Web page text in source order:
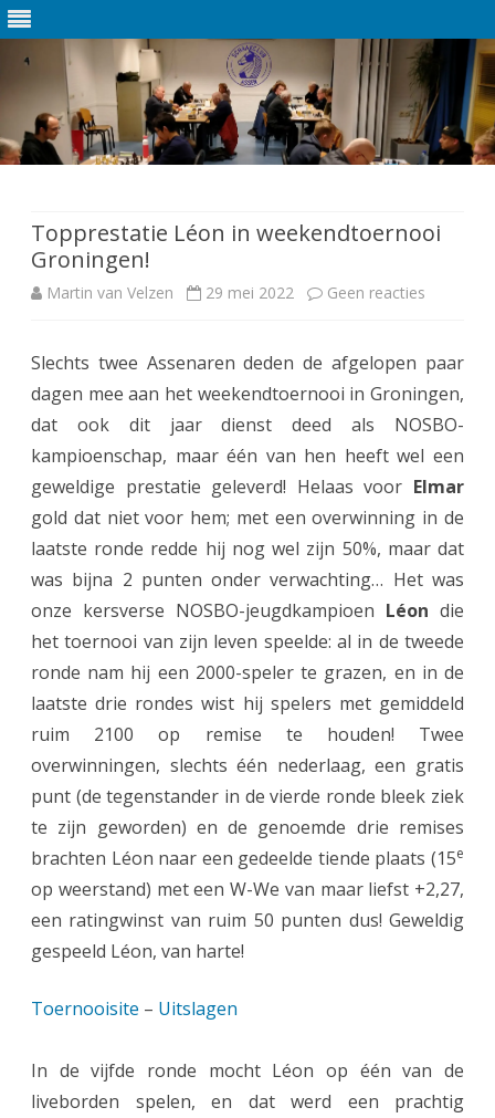
de
inhoud
Topprestatie Léon in weekendtoernooi
Groningen!
Martin van Velzen 29 mei 2022 Geen reacties
T
o
p
r
s
t
a
i
e
L
é
o
w
e
Slechts twee Assenaren deden de afgelopen paar
dagen mee aan het weekendtoernooi in Groningen,
dat ook dit jaar dienst deed als NOSBO-
kampioenschap, maar één van hen heeft wel een
geweldige prestatie geleverd! Helaas voor Elmar
gold dat niet voor hem; met een overwinning in de
laatste ronde redde hij nog wel zijn 50%, maar dat
was bijna 2 punten onder verwachting… Het was
onze kersverse NOSBO-jeugdkampioen Léon die
het toernooi van zijn leven speelde: al in de tweede
ronde nam hij een 2000-speler te grazen, en in de
laatste drie rondes wist hij spelers met gemiddeld
ruim 2100 op remise te houden! Twee
overwinningen, slechts één nederlaag, een gratis
punt (de tegenstander in de vierde ronde bleek ziek
te zijn geworden) en de genoemde drie remises
brachten Léon naar een gedeelde tiende plaats (15e
op weerstand) met een W-We van maar liefst +2,27,
een ratingwinst van ruim 50 punten dus! Geweldig
gespeeld Léon, van harte!
Toernooisite – Uitslagen
In de vijfde ronde mocht Léon op één van de
liveborden spelen, en dat werd een prachtig